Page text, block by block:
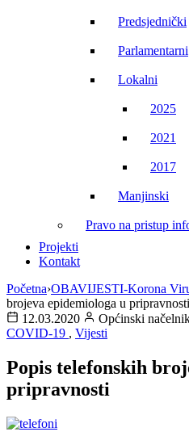
Predsjednički
Parlamentarni
Lokalni
2025
2021
2017
Manjinski
Pravo na pristup
Projekti
Kontakt
Početna›OBAVIJESTI-Korona
brojeva epidemiologa u pripravnosti
12.03.2020
Općinski
COVID-19 , Vijesti
Popis telefonskih
pripravnosti